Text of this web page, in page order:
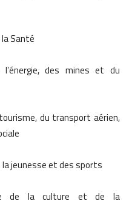
Santé
des mines et du
du transport aérien,
la jeunesse et des sports
de la culture et de la